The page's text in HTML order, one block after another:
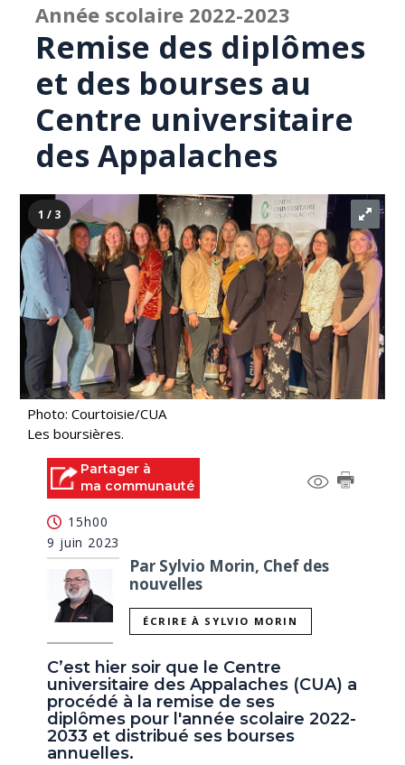
Année scolaire 2022-2023
Remise des diplômes
et des bourses au
Centre universitaire
des Appalaches
1 / 3
Photo: Courtoisie/CUA
Les boursières.
Partager à
ma communauté
15h00
9 juin 2023
Par Sylvio Morin, Chef des
nouvelles
ÉCRIRE À SYLVIO MORIN
C’est hier soir que le Centre
universitaire des Appalaches (CUA) a
procédé à la remise de ses
diplômes pour l'année scolaire 2022-
2033 et distribué ses bourses
annuelles.